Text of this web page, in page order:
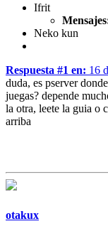
Ifrit
Neko kun
Respuesta #1 en: 16
duda, es pserver
juegas? depende
la otra, leete la guia o
arriba
otakux